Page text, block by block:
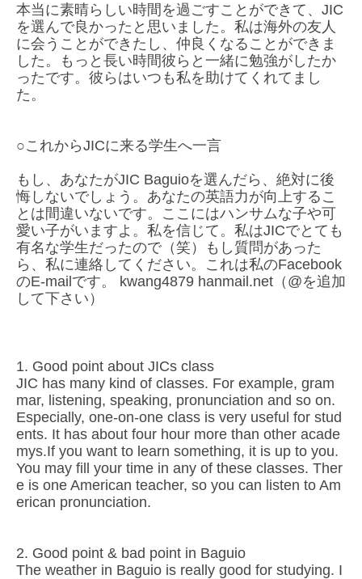
本当に素晴らしい時間を過ごすことができて、JIC
を選んで良かったと思いました。私は海外の友人
に会うことができたし、仲良くなることができま
した。もっと長い時間彼らと一緒に勉強がしたか
ったです。彼らはいつも私を助けてくれてまし
た。
○これからJICに来る学生へ一言
もし、あなたがJIC Baguioを選んだら、絶対に後
悔しないでしょう。あなたの英語力が向上するこ
とは間違いないです。ここにはハンサムな子や可
愛い子がいますよ。私を信じて。私はJICでとても
有名な学生だったので（笑）もし質問があった
ら、私に連絡してください。これは私のFacebook
のE-mailです。 kwang4879 hanmail.net（@を追加
して下さい）
1. Good point about JICs class
JIC has many kind of classes. For example, gram
mar, listening, speaking, pronunciation and so on.
Especially, one-on-one class is very useful for stud
ents. It has about four hour more than other acade
mys.If you want to learn something, it is up to you.
You may fill your time in any of these classes. Ther
e is one American teacher, so you can listen to Am
erican pronunciation.
2. Good point & bad point in Baguio
The weather in Baguio is really good for studying. I